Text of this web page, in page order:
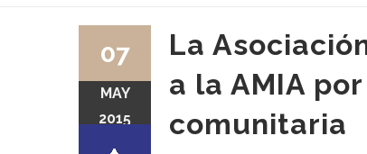
La
a la AMIA
comunitaria
07
MAY
2015